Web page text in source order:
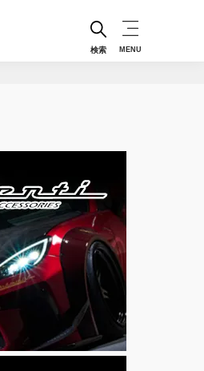
検索 MENU